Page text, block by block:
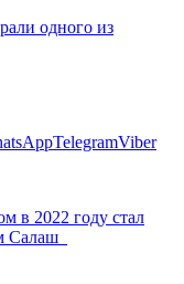
одного из
TelegramViber
в 2022 году стал
Салаш